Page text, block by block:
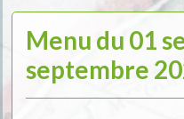
Menu du 01
septembre